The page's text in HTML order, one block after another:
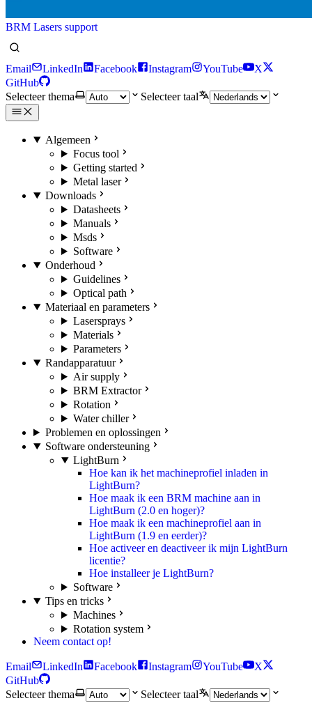
BRM Lasers support
Email LinkedIn Facebook Instagram YouTube
X
GitHub
Selecteer thema
Selecteer taal
Algemeen
Focus tool
Getting started
Metal laser
Downloads
Datasheets
Manuals
Msds
Software
Onderhoud
Guidelines
Optical path
Materiaal en parameters
Lasersprays
Materials
Parameters
Randapparatuur
Air supply
BRM Extractor
Rotation
Water chiller
Problemen en oplossingen
Software ondersteuning
LightBurn
Hoe kan ik het machineprofiel inladen in
LightBurn?
Hoe maak ik een BRM machine aan in
LightBurn (2.0 en hoger)?
Hoe maak ik een machineprofiel aan in
LightBurn (1.9 en eerder)?
Hoe activeer en deactiveer ik mijn LightBurn
licentie?
Hoe installeer je LightBurn?
Software
Tips en tricks
Machines
Rotation system
Neem contact op!
Email LinkedIn Facebook Instagram YouTube
X
GitHub
Selecteer thema
Selecteer taal